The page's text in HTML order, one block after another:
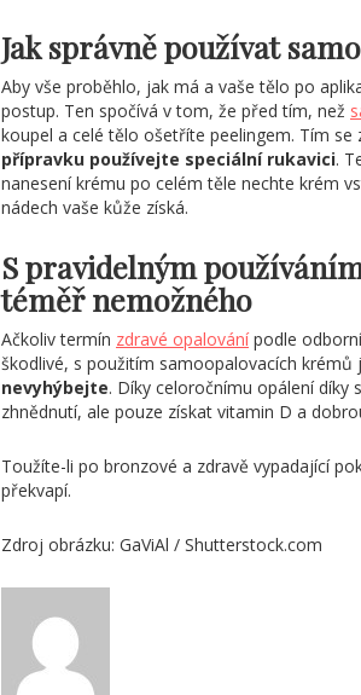
Jak správně používat
Aby vše proběhlo, jak má a vaše tělo po
postup. Ten spočívá v tom, že před tím, než
koupel a celé tělo ošetříte peelingem. Tím
přípravku používejte speciální rukavici.
nanesení krému po celém těle nechte krém
nádech vaše kůže získá.
S pravidelným
téměř nemožného
Ačkoliv termín zdravé opalovánípodle
škodlivé, s použitím samoopalovacích krémů
nevyhýbejte. Díky celoročnímu opálení
zhnědnutí, ale pouze získat vitamin D a
Toužíte-li po bronzové a zdravě vypadající
překvapí.
Zdroj obrázku: GaViAl / Shutterstock.com